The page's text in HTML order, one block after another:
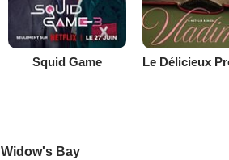
Squid Game
Widow's Bay